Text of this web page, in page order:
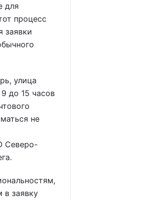
для
процесс
заявки
улица
до 15 часов
не
Северо-
в заявку